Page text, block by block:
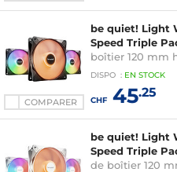
COMPARER
be quiet! Light
Speed Triple
boîtier 120 mm
LED ARGB
DISPO : EN STOCK
CHF45.25
be quiet! Light
Speed Triple
de boîtier 120